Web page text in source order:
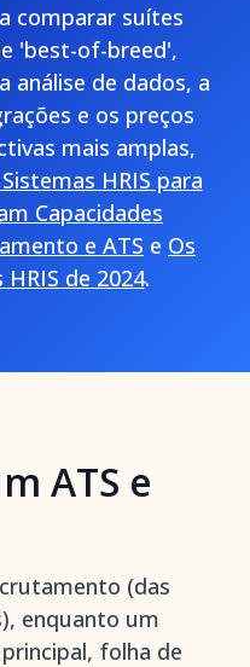
comparar suítes
'best-of-breed',
análise de dados, a
e os preços
mais amplas,
HRIS para
Capacidades
e ATS e Os
de 2024.
ATS e
(das
enquanto um
folha de